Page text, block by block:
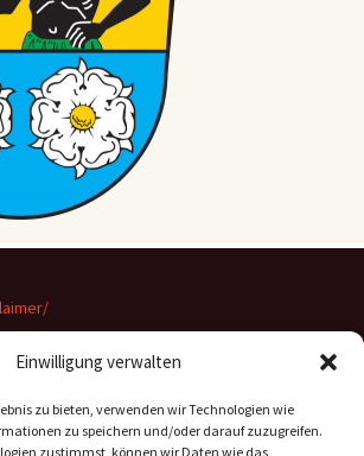
Einwilligung verwalten
zu bieten, verwenden wir Technologien wie
zu speichern und/oder darauf zuzugreifen.
zustimmst, können wir Daten wie das